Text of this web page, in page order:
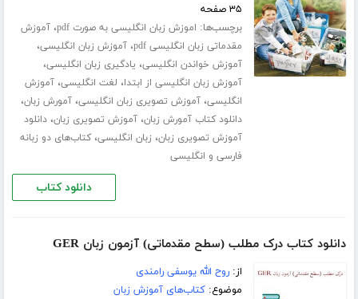
۳۵ صفحه
برچسب‌ها: اموزش زبان انگلیسی به صورت pdf ،آموزش
مقدماتی زبان انگلیسی pdf
،آموزش زبان انگلیسی،
آموزش خواندن انگلیسی، یادگیری زبان انگلیسی،
آموزش زبان انگلیسی از ابتدا، لغت انگلیسی،آموزش
انگلیسی،آموزش تصویری زبان انگلیسی،آمورش زبان،
دانلود کتاب آمورش زبان،آموزش تصویری زبان،دانلود
آموزش تصویری زبان، زبان انگلیسی،کتاب‌های دو زبانه
فارسی و انگلیسی
دانلود کتاب
دانلود کتاب درک مطلب (سطح مقدماتی) آزمون زبان GER
از:روح الله یوسفی رامندی
موضوع:کتاب‌های آموزش زبان